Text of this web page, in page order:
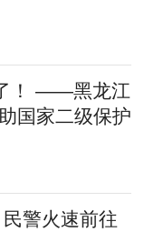
！ ——黑龙江
国家二级保护
警火速前往